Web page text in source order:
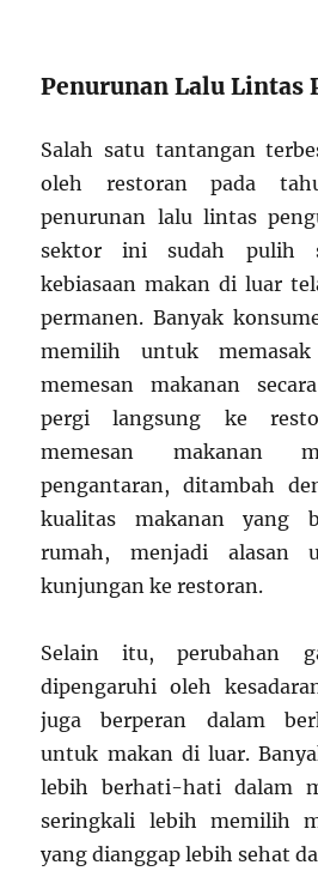
Penurunan Lalu Lintas
Salah satu tantangan
oleh restoran pada
penurunan lalu lintas
sektor ini sudah pulih
kebiasaan makan di luar
permanen. Banyak
memilih untuk
memesan makanan
pergi langsung ke
memesan makanan
pengantaran, ditambah
kualitas makanan yang
rumah, menjadi alasan
kunjungan ke restoran.
Selain itu, perubahan
dipengaruhi oleh
juga berperan dalam
untuk makan di luar.
lebih berhati-hati dalam
seringkali lebih memilih
yang dianggap lebih sehat